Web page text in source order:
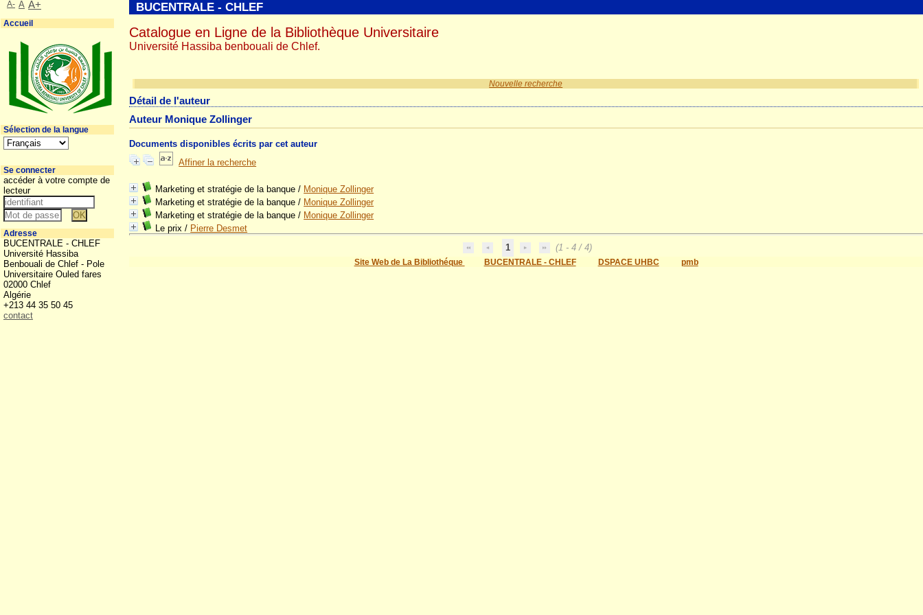
Nouvelle recherche
Détail de l'auteur
Auteur Monique Zollinger
Documents disponibles écrits par cet auteur
Affiner la recherche
Marketing et stratégie de la banque / Monique Zollinger
Marketing et stratégie de la banque / Monique Zollinger
Marketing et stratégie de la banque / Monique Zollinger
Le prix / Pierre Desmet
1
(1 - 4 / 4)
Site Web de La Bibliothéque BUCENTRALE - CHLEF DSPACE UHBC pmb
BUCENTRALE - CHLEF
Catalogue en Ligne de la Bibliothèque Universitaire
Université Hassiba benbouali de Chlef.
A- A A+
Accueil
Sélection de la langue
Se connecter
accéder à votre compte de
lecteur
Adresse
BUCENTRALE - CHLEF
Université Hassiba
Benbouali de Chlef - Pole
Universitaire Ouled fares
02000 Chlef
Algérie
+213 44 35 50 45
contact